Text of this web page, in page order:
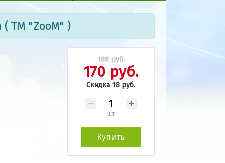
( ТМ "ZooM" )
188 руб.
170 руб.
Скидка 18 руб.
шт
Купить